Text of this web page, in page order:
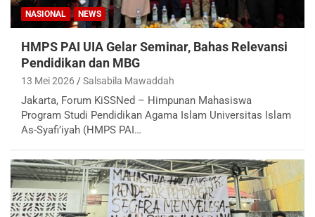
NASIONAL NEWS
HMPS PAI UIA Gelar Seminar, Bahas Relevansi
Pendidikan dan MBG
13 Mei 2026 Salsabila Mawaddah
Jakarta, Forum KiSSNed – Himpunan Mahasiswa
Program Studi Pendidikan Agama Islam Universitas Islam
As-Syafi’iyah (HMPS PAI…